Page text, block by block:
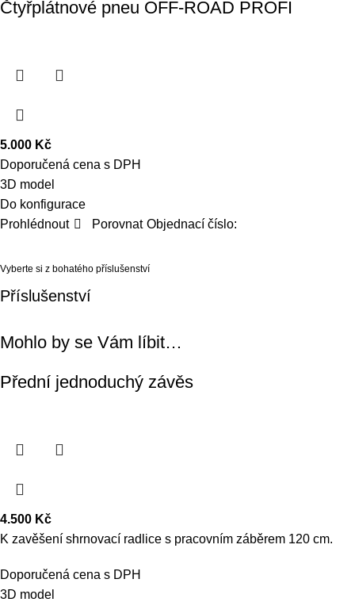
Čtyřplátnové pneu OFF-ROAD PROFI
5.000 Kč
Doporučená cena s DPH
3D model
Do konfigurace
Prohlédnout
Porovnat Objednací číslo:
Vyberte si z bohatého příslušenství
Příslušenství
Mohlo by se Vám líbit…
Přední jednoduchý závěs
4.500 Kč
K zavěšení shrnovací radlice s pracovním záběrem 120 cm.
Doporučená cena s DPH
3D model